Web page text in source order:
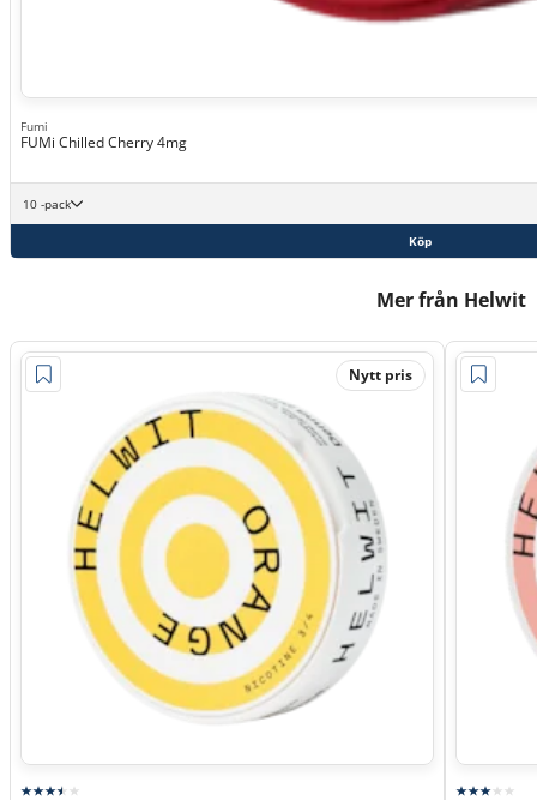
Fumi
FUMi Chilled Cherry 4mg
10 -pack
Köp
Mer från Helwit
Nytt pris